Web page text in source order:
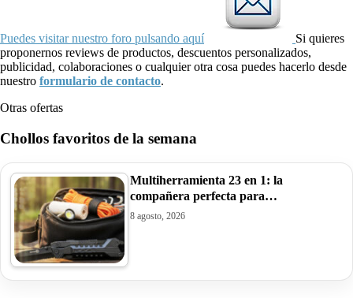
Puedes visitar nuestro foro pulsando aquí
Si quieres
proponernos reviews de productos, descuentos personalizados,
publicidad, colaboraciones o cualquier otra cosa puedes hacerlo desde
nuestro formulario de contacto.
Otras ofertas
Chollos favoritos de la semana
Multiherramienta 23 en 1: la
compañera perfecta para…
8 agosto, 2026